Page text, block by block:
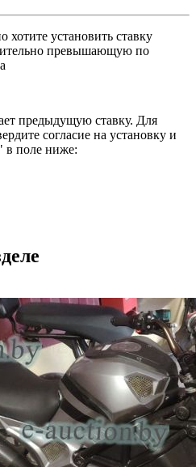
установить ставку
превышающую по
предыдущую ставку. Для
согласие на установку и
поле ниже: